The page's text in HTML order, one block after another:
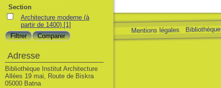
Mentions légales
Section
Architecture moderne (à
partir de 1400) [1]
Adresse
Bibliothèque Institut Architecture
Allées 19 mai, Route de Biskra
05000 Batna